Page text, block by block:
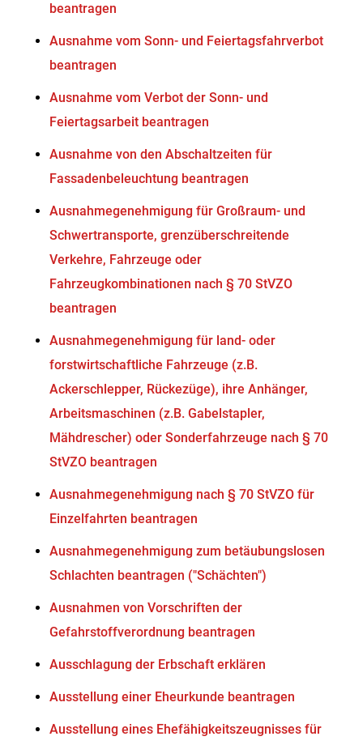
beantragen
Ausnahme vom Sonn- und Feiertagsfahrverbot
beantragen
Ausnahme vom Verbot der Sonn- und
Feiertagsarbeit beantragen
Ausnahme von den Abschaltzeiten für
Fassadenbeleuchtung beantragen
Ausnahmegenehmigung für Großraum- und
Schwertransporte, grenzüberschreitende
Verkehre, Fahrzeuge oder
Fahrzeugkombinationen nach § 70 StVZO
beantragen
Ausnahmegenehmigung für land- oder
forstwirtschaftliche Fahrzeuge (z.B.
Ackerschlepper, Rückezüge), ihre Anhänger,
Arbeitsmaschinen (z.B. Gabelstapler,
Mähdrescher) oder Sonderfahrzeuge nach § 70
StVZO beantragen
Ausnahmegenehmigung nach § 70 StVZO für
Einzelfahrten beantragen
Ausnahmegenehmigung zum betäubungslosen
Schlachten beantragen ("Schächten")
Ausnahmen von Vorschriften der
Gefahrstoffverordnung beantragen
Ausschlagung der Erbschaft erklären
Ausstellung einer Eheurkunde beantragen
Ausstellung eines Ehefähigkeitszeugnisses für